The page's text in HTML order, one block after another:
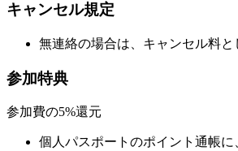
キャンセル規定
無連絡の場合は、キャンセル料と
参加特典
参加費の5%還元
個人パスポートのポイント通帳に